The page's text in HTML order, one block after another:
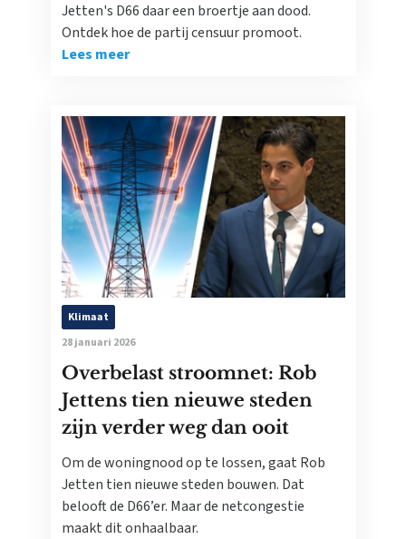
Jetten's D66 daar een broertje aan dood.
Ontdek hoe de partij censuur promoot.
Lees meer
Klimaat
28 januari 2026
Overbelast stroomnet: Rob
Jettens tien nieuwe steden
zijn verder weg dan ooit
Om de woningnood op te lossen, gaat Rob
Jetten tien nieuwe steden bouwen. Dat
belooft de D66’er. Maar de netcongestie
maakt dit onhaalbaar.